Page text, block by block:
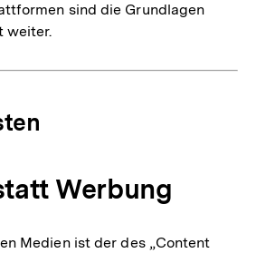
sind die Grundlagen
weiter.
Werbung
Medien ist der des „Content